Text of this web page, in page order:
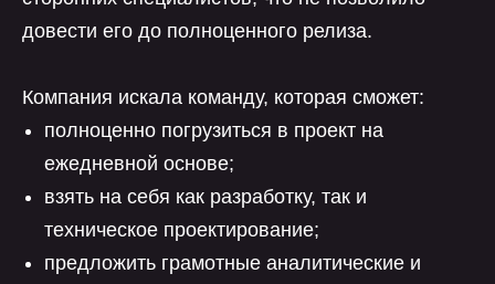
довести его до полноценного релиза.
Компания искала команду, которая сможет:
полноценно погрузиться в проект на
ежедневной основе;
взять на себя как разработку, так и
техническое проектирование;
предложить грамотные аналитические и